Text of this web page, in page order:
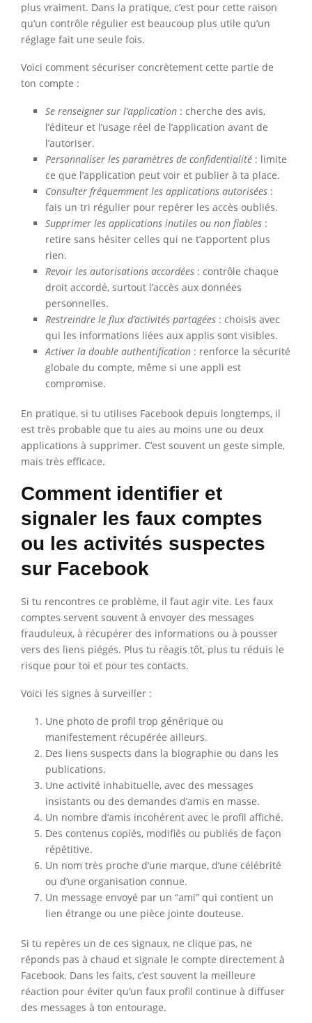
plus vraiment. Dans la pratique, c’est pour cette raison
qu’un contrôle régulier est beaucoup plus utile qu’un
réglage fait une seule fois.
Voici comment sécuriser concrètement cette partie de
ton compte :
Se renseigner sur l’application : cherche des avis,
l’éditeur et l’usage réel de l’application avant de
l’autoriser.
Personnaliser les paramètres de confidentialité : limite
ce que l’application peut voir et publier à ta place.
Consulter fréquemment les applications autorisées :
fais un tri régulier pour repérer les accès oubliés.
Supprimer les applications inutiles ou non fiables :
retire sans hésiter celles qui ne t’apportent plus
rien.
Revoir les autorisations accordées : contrôle chaque
droit accordé, surtout l’accès aux données
personnelles.
Restreindre le flux d’activités partagées : choisis avec
qui les informations liées aux applis sont visibles.
Activer la double authentification : renforce la sécurité
globale du compte, même si une appli est
compromise.
En pratique, si tu utilises Facebook depuis longtemps, il
est très probable que tu aies au moins une ou deux
applications à supprimer. C’est souvent un geste simple,
mais très efficace.
Comment identifier et
signaler les faux comptes
ou les activités suspectes
sur Facebook
Si tu rencontres ce problème, il faut agir vite. Les faux
comptes servent souvent à envoyer des messages
frauduleux, à récupérer des informations ou à pousser
vers des liens piégés. Plus tu réagis tôt, plus tu réduis le
risque pour toi et pour tes contacts.
Voici les signes à surveiller :
Une photo de profil trop générique ou
manifestement récupérée ailleurs.
Des liens suspects dans la biographie ou dans les
publications.
Une activité inhabituelle, avec des messages
insistants ou des demandes d’amis en masse.
Un nombre d’amis incohérent avec le profil affiché.
Des contenus copiés, modifiés ou publiés de façon
répétitive.
Un nom très proche d’une marque, d’une célébrité
ou d’une organisation connue.
Un message envoyé par un “ami” qui contient un
lien étrange ou une pièce jointe douteuse.
Si tu repères un de ces signaux, ne clique pas, ne
réponds pas à chaud et signale le compte directement à
Facebook. Dans les faits, c’est souvent la meilleure
réaction pour éviter qu’un faux profil continue à diffuser
des messages à ton entourage.